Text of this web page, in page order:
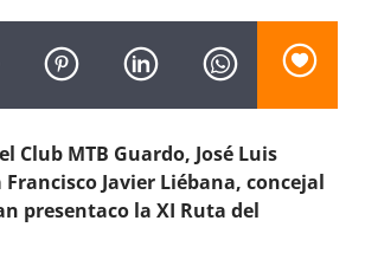
AMGu
Club MTB Guardo, José Luis
Javier Liébana, concejal
presentaco la XI Ruta del